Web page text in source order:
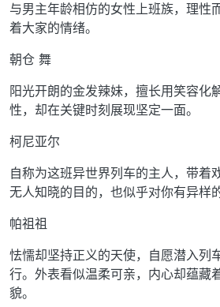
与男主年龄相仿的女性上班族，理性
着大家的情绪。
朝仓 舞
阳光开朗的金发辣妹，擅长用笑容化
性，却在关键时刻展现坚定一面。
柯尼亚尔
自称为这班异世界列车的主人，带着
无人知晓的目的，也似乎对你有异样
帕祖祖
怯懦却坚持正义的天使，自愿潜入列
行。外表看似温柔可亲，内心却蕴藏
貌。